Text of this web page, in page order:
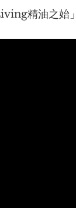
精油之始